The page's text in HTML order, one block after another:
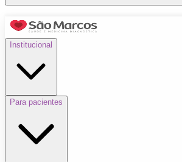
Institucional
Para pacientes